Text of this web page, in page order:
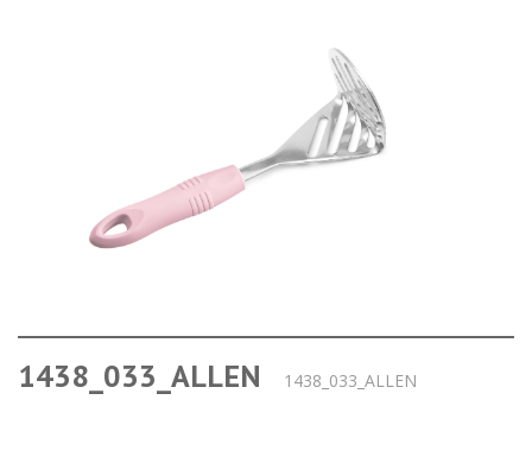
1438_033_ALLEN 1438_033_ALLEN